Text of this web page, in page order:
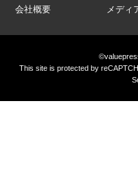
会社概要
メディ
This site is protected by